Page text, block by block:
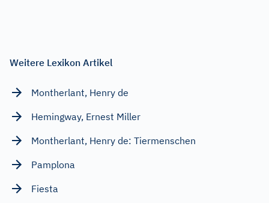
Weitere Lexikon Artikel
Montherlant, Henry de
Hemingway, Ernest Miller
Montherlant, Henry de: Tiermenschen
Pamplona
Fiesta